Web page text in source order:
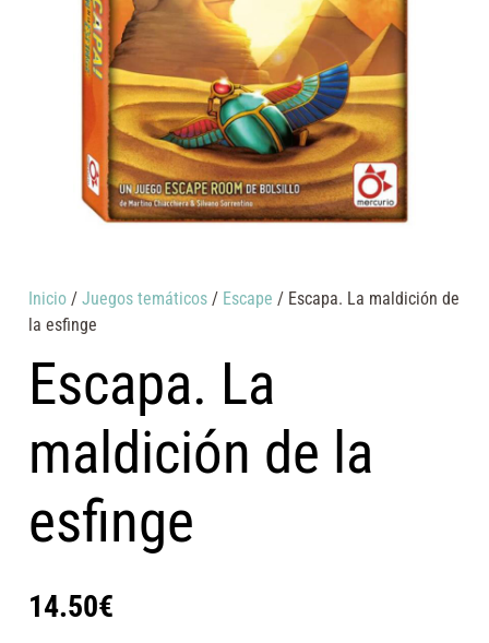
Inicio /Juegos temáticos / Escape / Escapa. La maldición de
la esfinge
Escapa. La
maldición de la
esfinge
14.50€